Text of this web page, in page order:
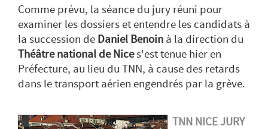
Comme prévu, la séance du jury réuni pour
examiner les dossiers et entendre les candidats à
la succession de Daniel Benoin à la direction du
Théâtre national de Nices'est tenue hier en
Préfecture, au lieu du TNN, à cause des retards
dans le transport aérien engendrés par la grève.
TNN NICE JURY